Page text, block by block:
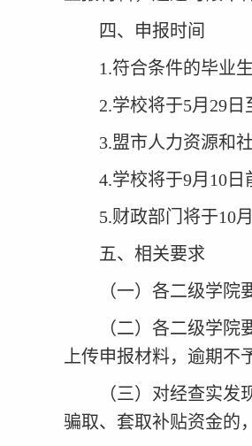
四、 申报时间
1.符合条件的毕业生
2.学校将于5月 29 日
3.盟市人力资源和
4.学校将于9月 10 日
5.财政部门将于10
五、相关要求
（一）各二级学院
（二） 各二级学院
上传申报材料，逾期不
（三） 对经查实发
骗取、套取补贴资金的